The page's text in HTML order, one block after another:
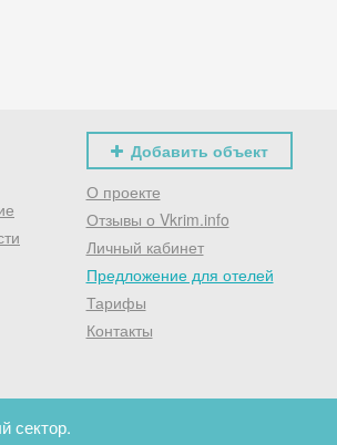
Добавить объект
О проекте
Отзывы о Vkrim.info
Личный кабинет
Предложение для отелей
Тарифы
Контакты
сектор.